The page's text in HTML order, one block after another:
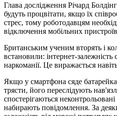
Глава дослідження Річард
будуть процвітати, якщо їх
стрес, тому роботодавцям
відключення мобільних
Британським ученим вторять і
встановили: інтернет-залежність
наркоманії. Це виражається
Якщо у смартфона сяде
трясти, його переслідують
спостерігаються
набирають повідомлення. За